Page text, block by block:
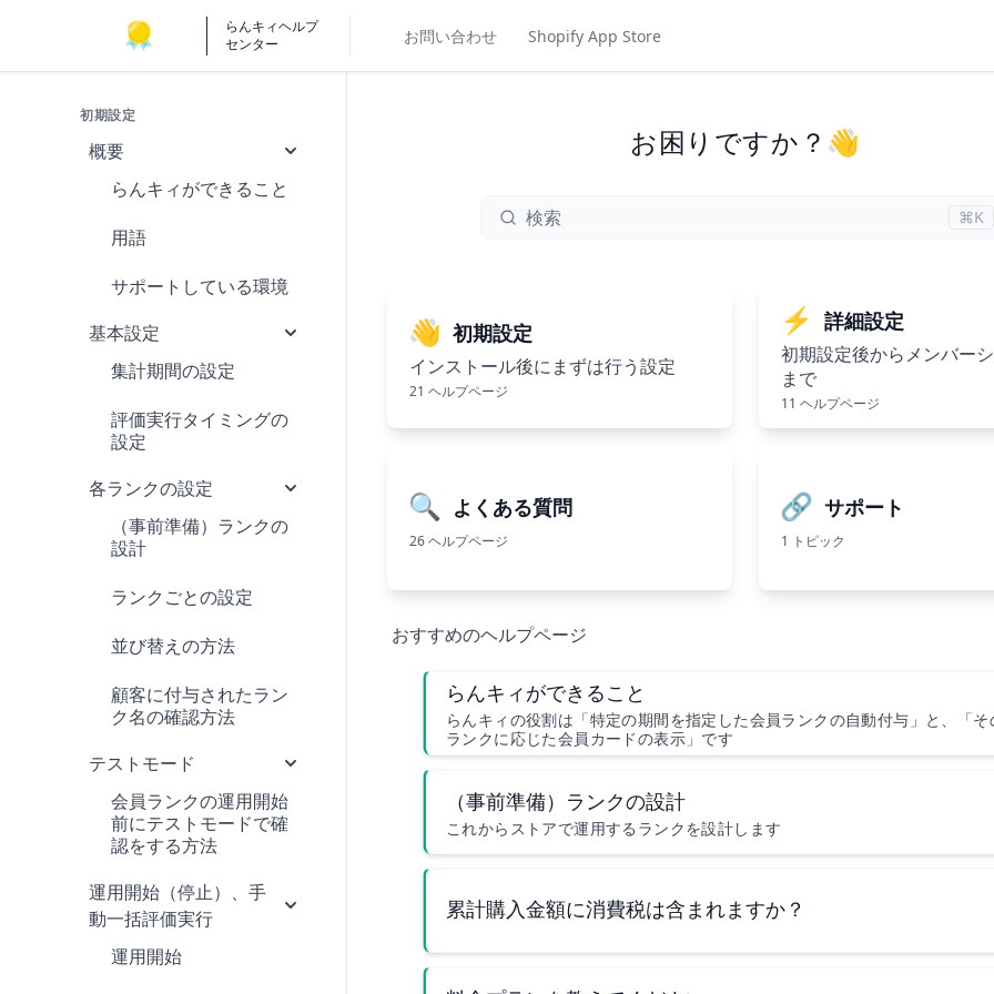
お問い合わせ Shopify App Store
らんキィヘルプ
センター
初期設定
概要
らんキィができること
用語
サポートしている環境
基本設定
集計期間の設定
評価実行タイミングの
設定
各ランクの設定
（事前準備）ランクの
設計
ランクごとの設定
並び替えの方法
顧客に付与されたラン
ク名の確認方法
テストモード
会員ランクの運用開始
前にテストモードで確
認をする方法
運用開始（停止）、手
動一括評価実行
運用開始
お困りですか？👋
検索 ⌘K
👋 初期設定
インストール後にまずは行う設定
21 ヘルプページ
⚡ 詳細設定
初期設定後からメンバー
まで
11 ヘルプページ
🔍 よくある質問
26 ヘルプページ
🔗 サポート
1 トピック
おすすめのヘルプページ
らんキィができること
らんキィの役割は「特定の期間を指定した会員ランクの自動付与」と、「そ
ランクに応じた会員カードの表示」です
（事前準備）ランクの設計
これからストアで運用するランクを設計します
累計購入金額に消費税は含まれますか？